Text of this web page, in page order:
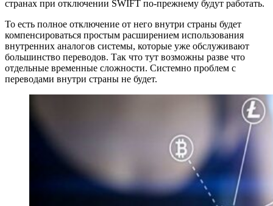
странах при отключении SWIFT по-прежнему будут работать.
То есть полное отключение от него внутри страны будет
компенсироваться простым расширением использования
внутренних аналогов системы, которые уже обслуживают
большинство переводов. Так что тут возможны разве что
отдельные временные сложности. Системно проблем с
переводами внутри страны не будет.